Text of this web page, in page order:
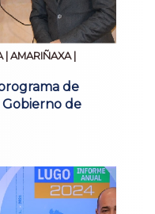
| AMARIÑAXA |
de
de